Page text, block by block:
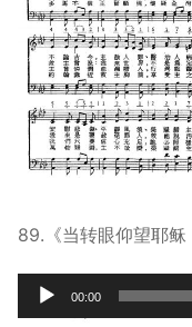
89.《当转眼仰望耶
Audio
Player
00:00